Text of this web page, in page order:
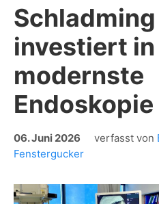
Schladming
investiert in
modernste
Endoskopie
06. Juni 2026 verfasst von
Fenstergucker